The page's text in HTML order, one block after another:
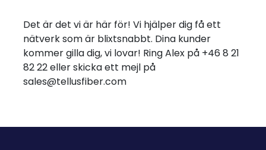
Det är det vi är här för! Vi hjälper dig få ett
nätverk som är blixtsnabbt. Dina kunder
kommer gilla dig, vi lovar! Ring Alex på +46 8 21
82 22 eller skicka ett mejl på
sales@tellusfiber.com